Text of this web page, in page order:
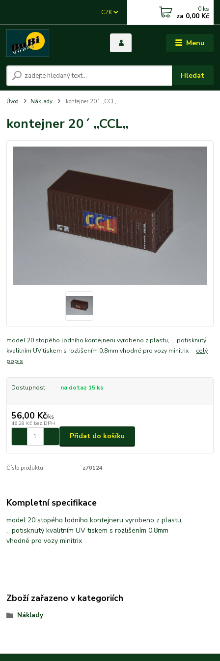
Menu
CZK
Hledat
0 ks
za 0,00 Kč
Úvod Náklady kontejner 20´ ,,CCL,,
kontejner 20´ ,,CCL,,
model 20 stopého lodního kontejneru vyrobeno z plastu, , potisknutý
kvalitním UV tiskem s rozlišením 0,8mm vhodné pro vozy minitrix celý
popis
Dostupnost na dotaz 15 ks
56,00 Kč/ks
46,28 Kč bez DPH
Přidat do košíku
Číslo produktu: z70124
Kompletní specifikace
model 20 stopého lodního kontejneru vyrobeno z plastu,
, potisknutý kvalitním UV tiskem s rozlišením 0,8mm
vhodné pro vozy minitrix
Zboží zařazeno v kategoriích
Náklady